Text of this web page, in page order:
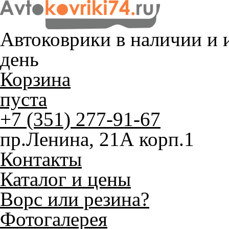
Автоковрики в наличии и
день
Корзина
пуста
+7 (351) 277-91-67
пр.Ленина, 21А корп.1
Контакты
Каталог и цены
Ворс или резина?
Фотогалерея